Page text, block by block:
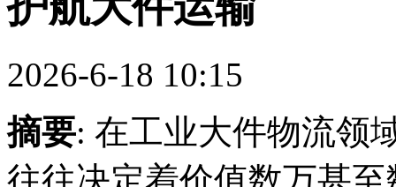
2026-6-18 10:15
摘要: 在工业大件物流领
往往决定着价值数万甚